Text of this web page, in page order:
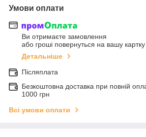
Умови оплати
Ви отримаєте замовлення
або гроші повернуться на вашу картку
Детальніше
Післяплата
Безкоштовна доставка при повній
1000 грн
Всі умови оплати